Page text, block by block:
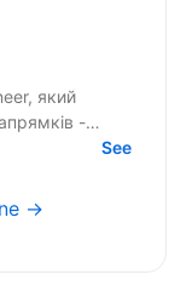
який
-
може
See
→